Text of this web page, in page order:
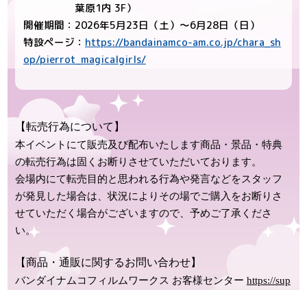
葉原1内 3F）
開催期間：2026年5月23日（土）～6月28日（日）
特設ページ： https://bandainamco-am.co.jp/chara_sh
op/pierrot_magicalgirls/
【転売行為について】
本イベントにて販売及び配布いたします商品・景品・特典
の転売行為は固くお断りさせていただいております。
会場内にて転売目的と思われる行為や発言などをスタッフ
が発見した場合は、状況によりその場でご購入をお断りさ
せていただく場合がございますので、予めご了承くださ
い。
【商品・通販に関するお問い合わせ】
バンダイナムコフィルムワークス お客様センター https://sup